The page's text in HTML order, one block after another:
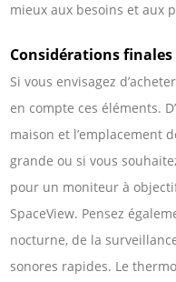
mieux aux besoins et aux
Considérations finales
Si vous envisagez
en compte ces éléments.
maison et l’emplacement
grande ou si vous
pour un moniteur à
SpaceView. Pensez
nocturne, de la
sonores rapides. Le